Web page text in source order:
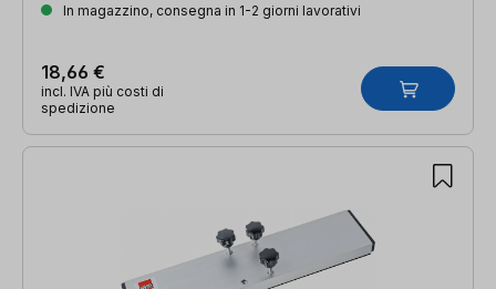
In magazzino, consegna in 1-2 giorni lavorativi
18,66 €
incl. IVA più costi di
spedizione